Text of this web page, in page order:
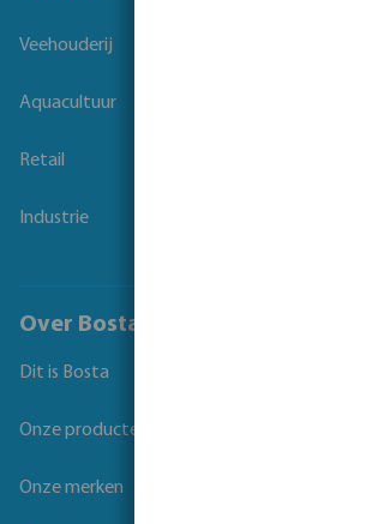
Veehouderij
Aquacultuur
Retail
Industrie
Over Bosta
Dit is Bosta
Onze producten
Onze merken